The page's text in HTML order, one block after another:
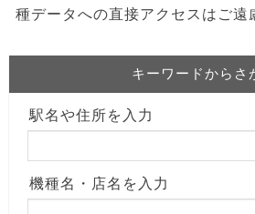
種データへの直接アクセスはご遠
キーワードからさ
駅名や住所を入力
機種名・店名を入力